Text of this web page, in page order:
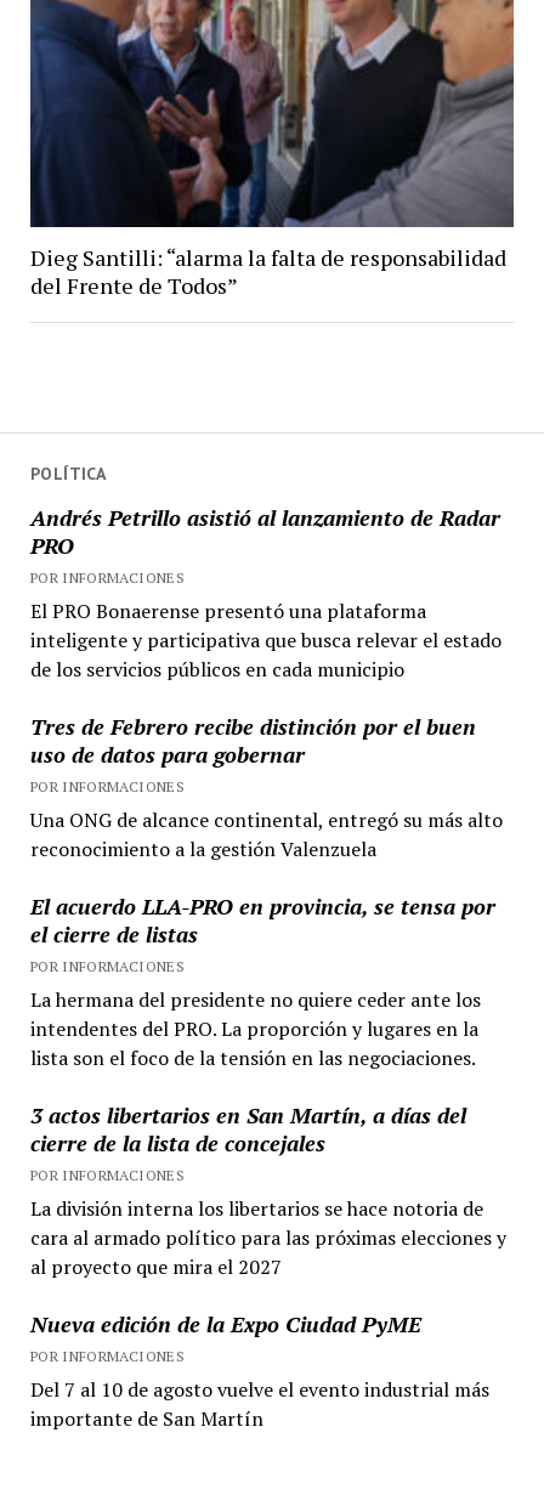
POLÍTICA
Andrés Petrillo asistió al lanzamiento de Radar
PRO
POR INFORMACIONES
El PRO Bonaerense presentó una plataforma
inteligente y participativa que busca relevar el estado
de los servicios públicos en cada municipio
Tres de Febrero recibe distinción por el buen
uso de datos para gobernar
POR INFORMACIONES
Una ONG de alcance continental, entregó su más alto
reconocimiento a la gestión Valenzuela
El acuerdo LLA-PRO en provincia, se tensa por
el cierre de listas
POR INFORMACIONES
La hermana del presidente no quiere ceder ante los
intendentes del PRO. La proporción y lugares en la
lista son el foco de la tensión en las negociaciones.
3 actos libertarios en San Martín, a días del
cierre de la lista de concejales
POR INFORMACIONES
La división interna los libertarios se hace notoria de
cara al armado político para las próximas elecciones y
al proyecto que mira el 2027
Nueva edición de la Expo Ciudad PyME
POR INFORMACIONES
Del 7 al 10 de agosto vuelve el evento industrial más
importante de San Martín
Dieg Santilli: “alarma la falta de responsabilidad
del Frente de Todos”